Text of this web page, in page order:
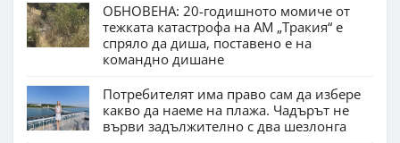
ОБНОВЕНА: 20-годишното момиче от
тежката катастрофа на АМ „Тракия“ е
спряло да диша, поставено е на
командно дишане
Потребителят има право сам да избере
какво да наеме на плажа. Чадърът не
върви задължително с два шезлонга